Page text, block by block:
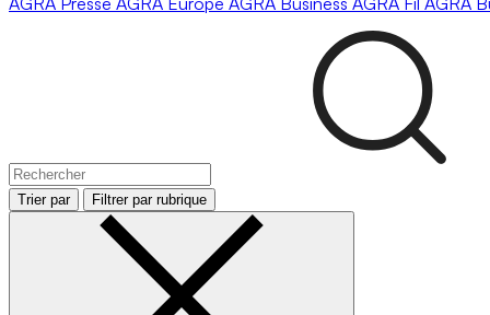
Trier par Filtrer par rubrique